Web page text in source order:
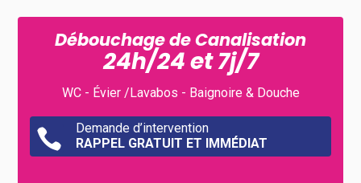
Débouchage de Canalisation
24h/24 et 7j/7
WC - Évier /Lavabos - Baignoire & Douche

Demande d’intervention
RAPPEL GRATUIT ET IMMÉDIAT